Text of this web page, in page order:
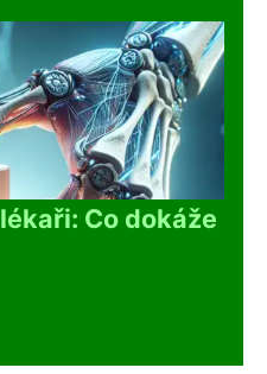
Co dokáže